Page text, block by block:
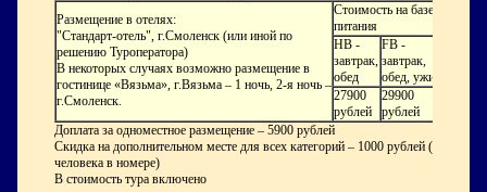
Размещение в отелях:
"Стандарт-отель", г.Смоленск (или иной по
решению Туроператора)
В некоторых случаях возможно размещение в
гостинице «Вязьма», г.Вязьма – 1 ночь, 2-я ночь –
г.Смоленск.
Стоимость на базе
питания
HB -
завтрак,
обед
FB -
завтрак,
обед, ужин
27900
рублей
29900
рублей
Доплата за одноместное размещение – 5900 рублей
Скидка на дополнительном месте для всех категорий – 1000 рублей (3
человека в номере)
В стоимость тура включено